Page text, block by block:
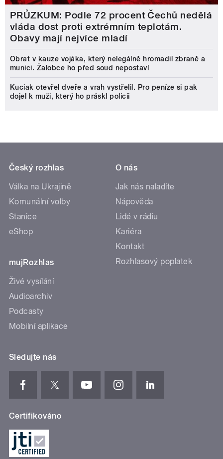
PRŮZKUM: Podle 72 procent Čechů nedělá
vláda dost proti extrémním teplotám.
Obavy mají nejvíce mladí
Obrat v kauze vojáka, který nelegálně hromadil zbraně a
munici. Žalobce ho před soud nepostaví
Kuciak otevřel dveře a vrah vystřelil. Pro peníze si pak
dojel k muži, který ho práskl policii
Český rozhlas
Válka na Ukrajině
Komunální volby
Stanice
eShop
mujRozhlas
Živé vysílání
Audioarchiv
Podcasty
Mobilní aplikace
O nás
Jak nás naladíte
Nápověda
Lidé v rádiu
Kariéra
Kontakt
Rozhlasový poplatek
Sledujte nás
Certifikováno